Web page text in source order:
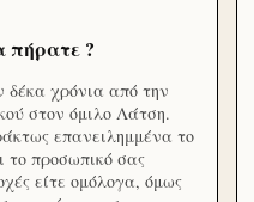
πήρατε ?
δέκα χρόνια από την
στον όμιλο Λάτση.
επανειλημμένα το
το προσωπικό σας
είτε ομόλογα, όμως